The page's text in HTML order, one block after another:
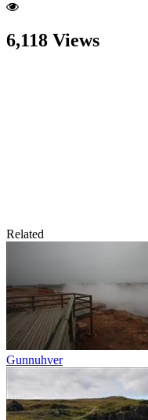
6,118 Views
Related
Gunnuhver